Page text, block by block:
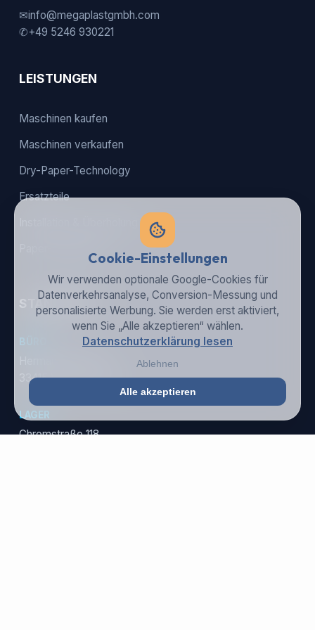
✉info@megaplastgmbh.com
✆+49 5246 930221
LEISTUNGEN
Maschinen kaufen
Maschinen verkaufen
Dry-Paper-Technology
Ersatzteile
STANDORTE
33415 Verl - Germany
LAGER
Chromstraße 118
Cookie-Einstellungen
Wir verwenden optionale Google-Cookies für
Datenverkehrsanalyse, Conversion-Messung und
personalisierte Werbung. Sie werden erst aktiviert,
wenn Sie „Alle akzeptieren“ wählen.
Datenschutzerklärung lesen
Ablehnen
Alle akzeptieren